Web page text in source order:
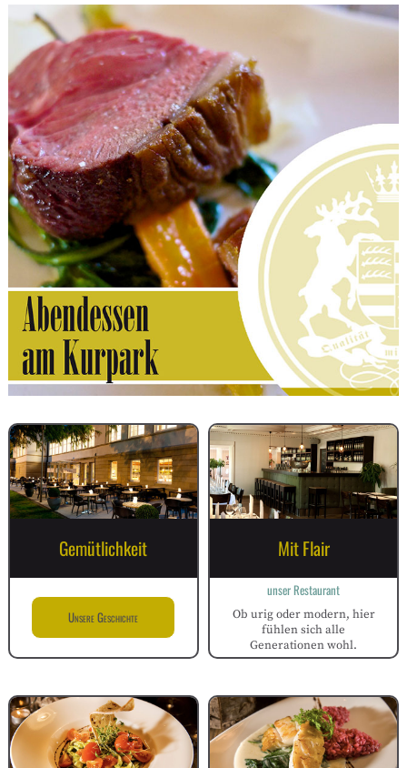
Gemütlichkeit
Unsere Geschichte
Mit Flair
unser Restaurant
Ob urig oder modern, hier
fühlen sich alle
Generationen wohl.